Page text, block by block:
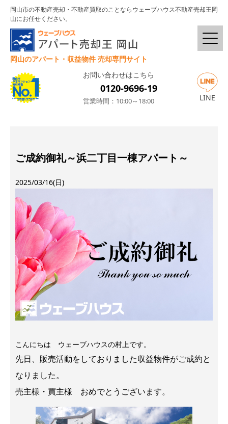
岡山市の不動産売却・不動産買取のことならウェーブハウス不動産売却王岡
山にお任せください。
岡山のアパート・収益物件 売却専門サイト
お問い合わせはこちら
0120-9696-19
営業時間：10:00～18:00 LINE
ご成約御礼～浜二丁目一棟アパート～
2025/03/16(日)
こんにちは ウェーブハウスの村上です。
先日、販売活動をしておりました収益物件がご成約と
なりました。
売主様・買主様 おめでとうございます。